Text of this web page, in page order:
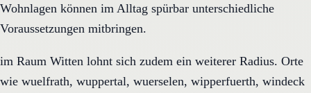
Wohnlagen können im Alltag spürbar unterschiedliche
Voraussetzungen mitbringen.
im Raum Witten lohnt sich zudem ein weiterer Radius. Orte
wie wuelfrath, wuppertal, wuerselen, wipperfuerth, windeck